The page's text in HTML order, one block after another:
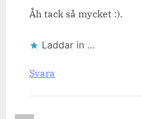
Åh tack så mycket :).
Laddar in …
Svara